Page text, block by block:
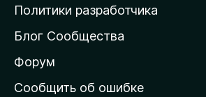
о
а
ш
н
Политики разработчика
Блог Сообщества
Форум
Сообщить об ошибке